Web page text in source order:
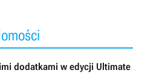
dodatkami w edycji Ultimate